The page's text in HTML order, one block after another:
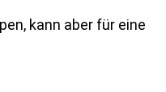
kann aber für eine